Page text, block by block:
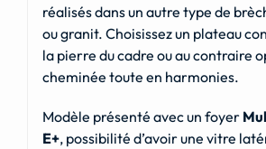
réalisés dans un autre type de
ou granit. Choisissez un plateau
la pierre du cadre ou au contraire
cheminée toute en harmonies.
Modèle présenté avec un foyer
E+, possibilité d’avoir une vitre